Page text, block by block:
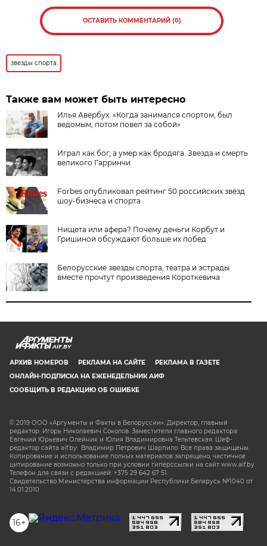
ОСТАВИТЬ КОММЕНТАРИЙ (0)
звезды спорта
Также вам может быть интересно
Илья Авербух: «Когда занимался спортом, был
ведомым, потом повел за собой»
Играл как бог, а умер как бродяга. Звезда и смерть
великого Гарринчи
Forbes опубликовал рейтинг 50 российских звёзд
шоу-бизнеса и спорта
Нищета или афера? Почему деньги Корбут и
Гришиной обсуждают больше их побед
Белорусские звезды спорта, театра и эстрады
вместе прочтут произведения Короткевича
AIF.BY
АРХИВ НОМЕРОВ РЕКЛАМА НА САЙТЕ
РЕКЛАМА В ГАЗЕТЕ
ОНЛАЙН-ПОДПИСКА НА ЕЖЕНЕДЕЛЬНИК АИФ
СООБЩИТЬ В РЕДАКЦИЮ ОБ ОШИБКЕ
© 2019 ООО «Аргументы и Факты в Белоруссии». Директор, главный
редактор: Игорь Николаевич Соколов. Заместители главного редактора:
Евгений Юрьевич Олейник и Юлия Владимировна Тельтевская. Шеф-
редактор сайта aif.by: Владимир Петрович Шарпило. Все права защищены.
Копирование и использование полных материалов запрещено, частичное
цитирование возможно только при условии гиперссылки на сайт www.aif.by.
Телефон для связи с редакцией: +375 29 642 67 51.
Свидетельство Министерства информации Республики Беларусь №1040 от
14.01.2010
16+